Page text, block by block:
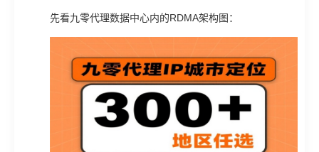
先看九零代理数据中心内的RDMA架构图：